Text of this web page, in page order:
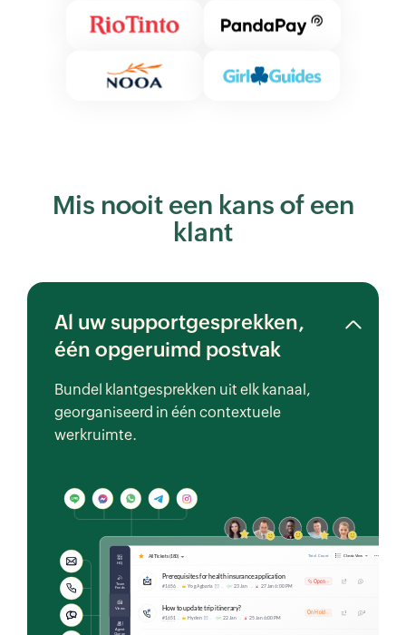
Mis nooit een kans of een
klant
Al uw supportgesprekken,
één opgeruimd postvak
Bundel klantgesprekken uit elk kanaal,
georganiseerd in één contextuele
werkruimte.